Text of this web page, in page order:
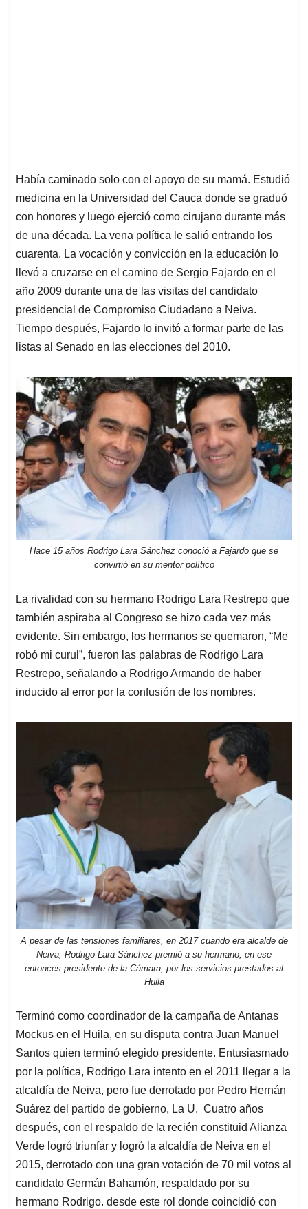
Había caminado solo con el apoyo de su mamá. Estudió
medicina en la Universidad del Cauca donde se graduó
con honores y luego ejerció como cirujano durante más
de una década. La vena política le salió entrando los
cuarenta. La vocación y convicción en la educación lo
llevó a cruzarse en el camino de Sergio Fajardo en el
año 2009 durante una de las visitas del candidato
presidencial de Compromiso Ciudadano a Neiva.
Tiempo después, Fajardo lo invitó a formar parte de las
listas al Senado en las elecciones del 2010.
Hace 15 años Rodrigo Lara Sánchez conoció a Fajardo que se
convirtió en su mentor político
La rivalidad con su hermano Rodrigo Lara Restrepo que
también aspiraba al Congreso se hizo cada vez más
evidente. Sin embargo, los hermanos se quemaron, “Me
robó mi curul”, fueron las palabras de Rodrigo Lara
Restrepo, señalando a Rodrigo Armando de haber
inducido al error por la confusión de los nombres.
A pesar de las tensiones familiares, en 2017 cuando era alcalde de
Neiva, Rodrigo Lara Sánchez premió a su hermano, en ese
entonces presidente de la Cámara, por los servicios prestados al
Huila
Terminó como coordinador de la campaña de Antanas
Mockus en el Huila, en su disputa contra Juan Manuel
Santos quien terminó elegido presidente. Entusiasmado
por la política, Rodrigo Lara intento en el 2011 llegar a la
alcaldía de Neiva, pero fue derrotado por Pedro Hernán
Suárez del partido de gobierno, La U. Cuatro años
después, con el respaldo de la recién constituid Alianza
Verde logró triunfar y logró la alcaldía de Neiva en el
2015, derrotado con una gran votación de 70 mil votos al
candidato Germán Bahamón, respaldado por su
hermano Rodrigo. desde este rol donde coincidió con